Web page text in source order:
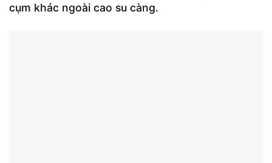
cụm khác ngoài cao su càng.